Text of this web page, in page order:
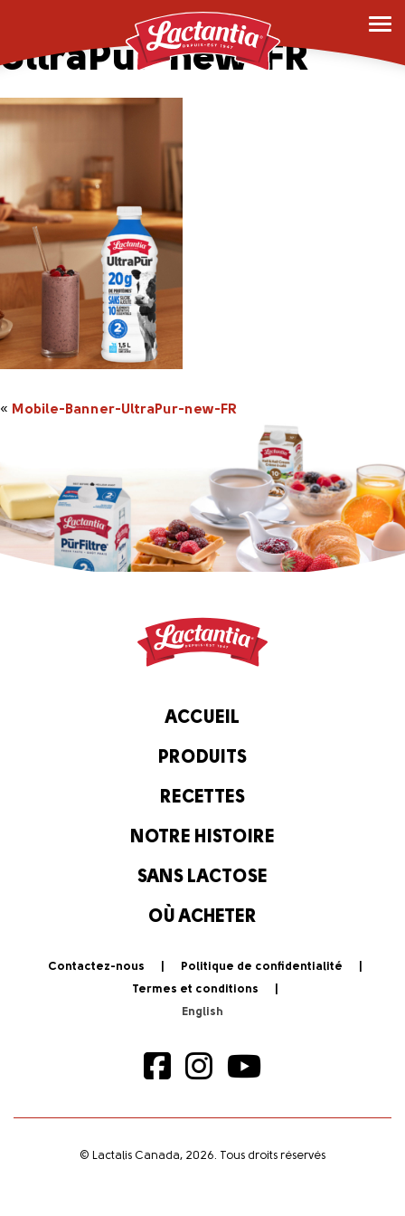
Mobile-Banner-
UltraPur-new-FR
« Mobile-Banner-UltraPur-new-FR
ACCUEIL
PRODUITS
RECETTES
NOTRE HISTOIRE
SANS LACTOSE
OÙ ACHETER
Contactez-nous
Politique de confidentialité
Termes et conditions
© Lactalis Canada, 2026. Tous droits réservés